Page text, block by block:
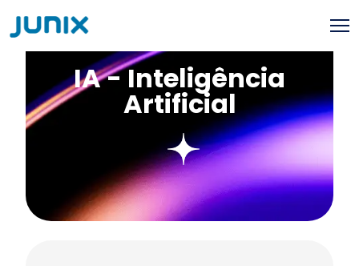
IA – Inteligência Artificial
IA - Inteligência
Artificial